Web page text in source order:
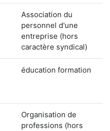
Association du
personnel d'une
entreprise (hors
caractère syndical)
éducation formation
Organisation de
professions (hors